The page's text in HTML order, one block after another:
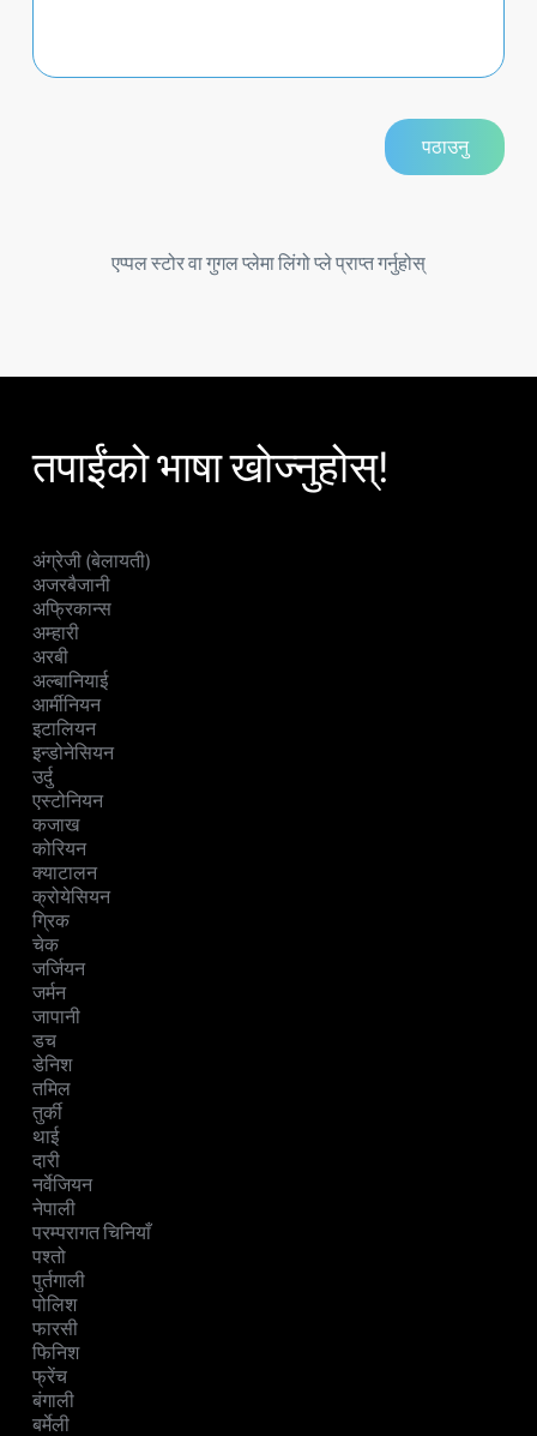
एप्पल स्टोर वा गुगल प्लेमा लिंगो प्ले प्राप्त गर्नुहोस्
तपाईंको भाषा खोज्नुहोस्!
अंग्रेजी (बेलायती)
अजरबैजानी
अफ्रिकान्स
अम्हारी
अरबी
अल्बानियाई
आर्मीनियन
इटालियन
इन्डोनेसियन
उर्दु
एस्टोनियन
कजाख
कोरियन
क्याटालन
क्रोयेसियन
ग्रिक
चेक
जर्जियन
जर्मन
जापानी
डच
डेनिश
तमिल
तुर्की
थाई
दारी
नर्वेजियन
नेपाली
परम्परागत चिनियाँ
पश्तो
पुर्तगाली
पोलिश
फारसी
फिनिश
फ्रेंच
बंगाली
बर्मेली